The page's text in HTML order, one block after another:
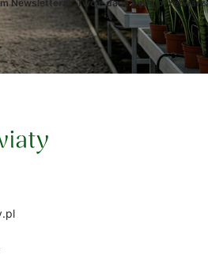
Newslettera). Twoje dane będą